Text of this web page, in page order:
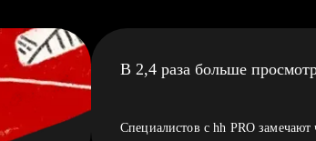
В 2,4 раза больше
Специалистов с hh PRO замечают